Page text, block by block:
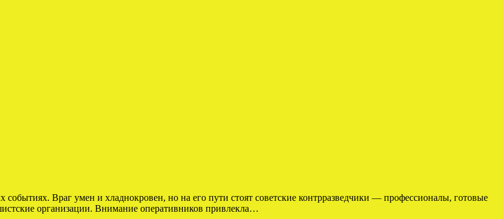
Враг умен и хладнокровен, но на его пути стоят советские контрразведчики — профессионалы, готовые
организации. Внимание оперативников привлекла…